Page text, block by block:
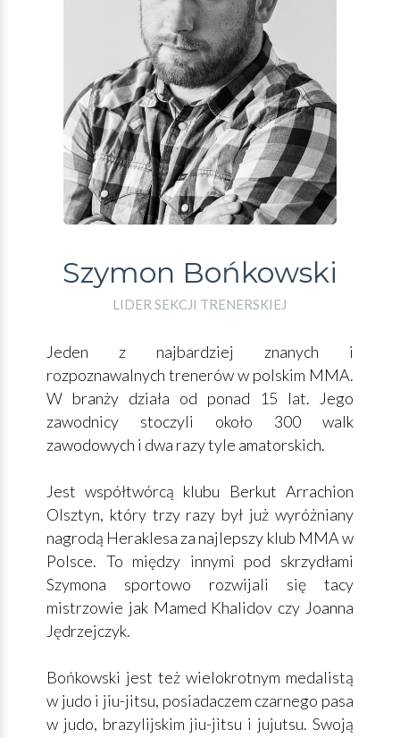
Szymon Bońkowski
LIDER SEKCJI TRENERSKIEJ
Jeden z najbardziej znanych i
rozpoznawalnych trenerów w polskim MMA.
W branży działa od ponad 15 lat. Jego
zawodnicy stoczyli około 300 walk
zawodowych i dwa razy tyle amatorskich.
Jest współtwórcą klubu Berkut Arrachion
Olsztyn, który trzy razy był już wyróżniany
nagrodą Heraklesa za najlepszy klub MMA w
Polsce. To między innymi pod skrzydłami
Szymona sportowo rozwijali się tacy
mistrzowie jak Mamed Khalidov czy Joanna
Jędrzejczyk.
Bońkowski jest też wielokrotnym medalistą
w judo i jiu-jitsu, posiadaczem czarnego pasa
w judo, brazylijskim jiu-jitsu i jujutsu. Swoją